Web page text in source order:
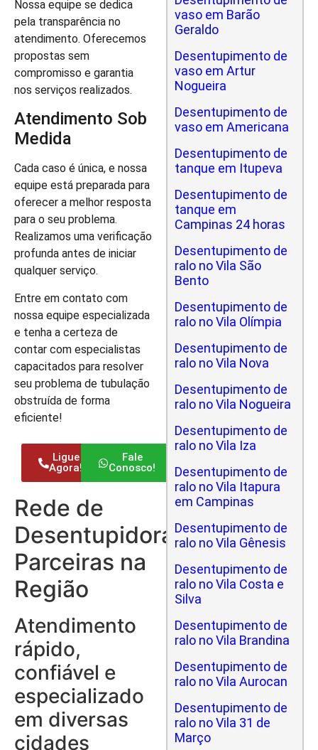
Nossa equipe se dedica
pela transparência no
atendimento. Oferecemos
propostas sem
compromisso e garantia
nos serviços realizados.
Atendimento Sob
Medida
Cada caso é única, e nossa
equipe está preparada para
oferecer a melhor resposta
para o seu problema.
Realizamos uma verificação
profunda antes de iniciar
qualquer serviço.
Entre em contato com
nossa equipe especializada
e tenha a certeza de
contar com especialistas
capacitados para resolver
seu problema de tubulação
obstruída de forma
eficiente!
Ligue
Agora!
Fale
Conosco!
Rede de
Desentupidoras
Parceiras na
Região
Atendimento
rápido,
confiável e
especializado
em diversas
cidades
vaso em Barão
Geraldo
Desentupimento de
vaso em Artur
Nogueira
Desentupimento de
vaso em Americana
Desentupimento de
tanque em Itupeva
Desentupimento de
tanque em
Campinas 24 horas
Desentupimento de
ralo no Vila São
Bento
Desentupimento de
ralo no Vila Olímpia
Desentupimento de
ralo no Vila Nova
Desentupimento de
ralo no Vila Nogueira
Desentupimento de
ralo no Vila Iza
Desentupimento de
ralo no Vila Itapura
em Campinas
Desentupimento de
ralo no Vila Gênesis
Desentupimento de
ralo no Vila Costa e
Silva
Desentupimento de
ralo no Vila Brandina
Desentupimento de
ralo no Vila Aurocan
Desentupimento de
ralo no Vila 31 de
Março